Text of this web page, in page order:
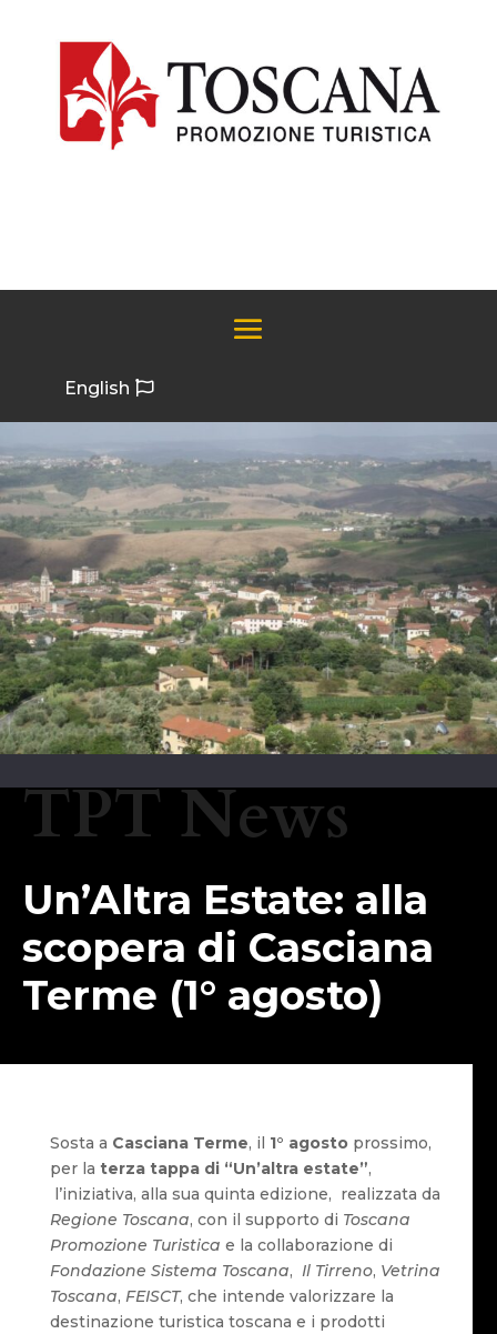
English
TPT News
Un’Altra Estate: alla
scopera di Casciana
Terme (1° agosto)
Sosta a Casciana Terme, il 1° agostoprossimo,
per la terza tappa di “Un’altra estate”,
l’iniziativa, alla sua quinta edizione, realizzata da
Regione Toscana, con il supporto di Toscana
Promozione Turistica e la collaborazione di
Fondazione Sistema Toscana, Il Tirreno, Vetrina
Toscana, FEISCT, che intende valorizzare la
destinazione turistica toscana e i prodotti